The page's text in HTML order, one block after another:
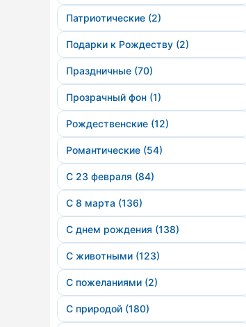
Патриотические (2)
Подарки к Рождеству (2)
Праздничные (70)
Прозрачный фон (1)
Рождественские (12)
Романтические (54)
С 23 февраля (84)
С 8 марта (136)
С днем рождения (138)
С животными (123)
С пожеланиями (2)
С природой (180)